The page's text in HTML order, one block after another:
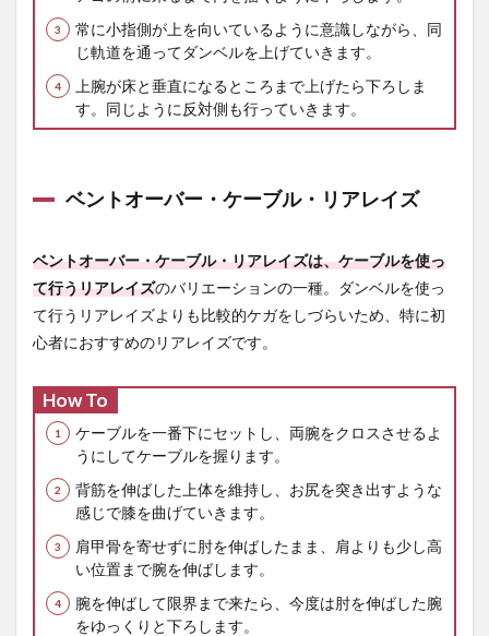
常に小指側が上を向いているように意識しながら、同
じ軌道を通ってダンベルを上げていきます。
上腕が床と垂直になるところまで上げたら下ろしま
す。同じように反対側も行っていきます。
ベントオーバー・ケーブル・リアレイズ
ベントオーバー・ケーブル・リアレイズは、ケーブルを使っ
て行うリアレイズのバリエーションの一種。ダンベルを使っ
て行うリアレイズよりも比較的ケガをしづらいため、特に初
心者におすすめのリアレイズです。
How To
ケーブルを一番下にセットし、両腕をクロスさせるよ
うにしてケーブルを握ります。
背筋を伸ばした上体を維持し、お尻を突き出すような
感じで膝を曲げていきます。
肩甲骨を寄せずに肘を伸ばしたまま、肩よりも少し高
い位置まで腕を伸ばします。
腕を伸ばして限界まで来たら、今度は肘を伸ばした腕
をゆっくりと下ろします。